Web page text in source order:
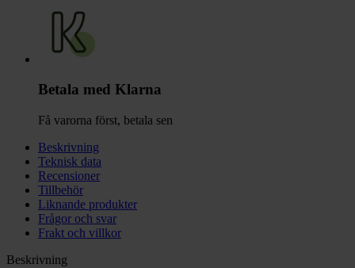
Betala med Klarna
Få varorna först, betala sen
Beskrivning
Teknisk data
Recensioner
Tillbehör
Liknande produkter
Frågor och svar
Frakt och villkor
Beskrivning